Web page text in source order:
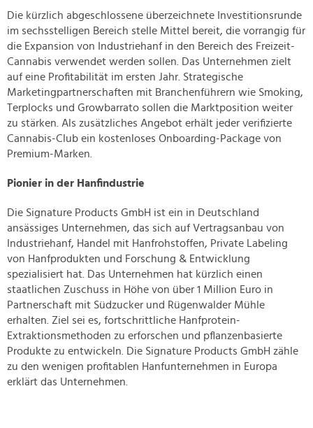
Die kürzlich abgeschlossene überzeichnete Investitionsrunde
im sechsstelligen Bereich stelle Mittel bereit, die vorrangig für
die Expansion von Industriehanf in den Bereich des Freizeit-
Cannabis verwendet werden sollen. Das Unternehmen zielt
auf eine Profitabilität im ersten Jahr. Strategische
Marketingpartnerschaften mit Branchenführern wie Smoking,
Terplocks und Growbarrato sollen die Marktposition weiter
zu stärken. Als zusätzliches Angebot erhält jeder verifizierte
Cannabis-Club ein kostenloses Onboarding-Package von
Premium-Marken.
Pionier in der Hanfindustrie
Die Signature Products GmbH ist ein in Deutschland
ansässiges Unternehmen, das sich auf Vertragsanbau von
Industriehanf, Handel mit Hanfrohstoffen, Private Labeling
von Hanfprodukten und Forschung & Entwicklung
spezialisiert hat. Das Unternehmen hat kürzlich einen
staatlichen Zuschuss in Höhe von über 1 Million Euro in
Partnerschaft mit Südzucker und Rügenwalder Mühle
erhalten. Ziel sei es, fortschrittliche Hanfprotein-
Extraktionsmethoden zu erforschen und pflanzenbasierte
Produkte zu entwickeln. Die Signature Products GmbH zähle
zu den wenigen profitablen Hanfunternehmen in Europa
erklärt das Unternehmen.